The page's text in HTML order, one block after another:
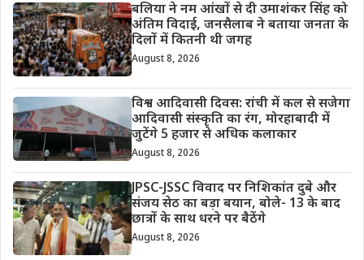
बलिया ने नम आंखों से दी उमाशंकर सिंह को
अंतिम विदाई, जनसैलाब ने बताया जनता के
दिलों में कितनी थी जगह
August 8, 2026
विश्व आदिवासी दिवस: रांची में कल से सजेगा
आदिवासी संस्कृति का रंग, मोरहाबादी में
जुटेंगे 5 हजार से अधिक कलाकार
August 8, 2026
JPSC-JSSC विवाद पर निशिकांत दुबे और
संजय सेठ का बड़ा बयान, बोले- 13 के बाद
छात्रों के साथ धरने पर बैठेंगे
August 8, 2026